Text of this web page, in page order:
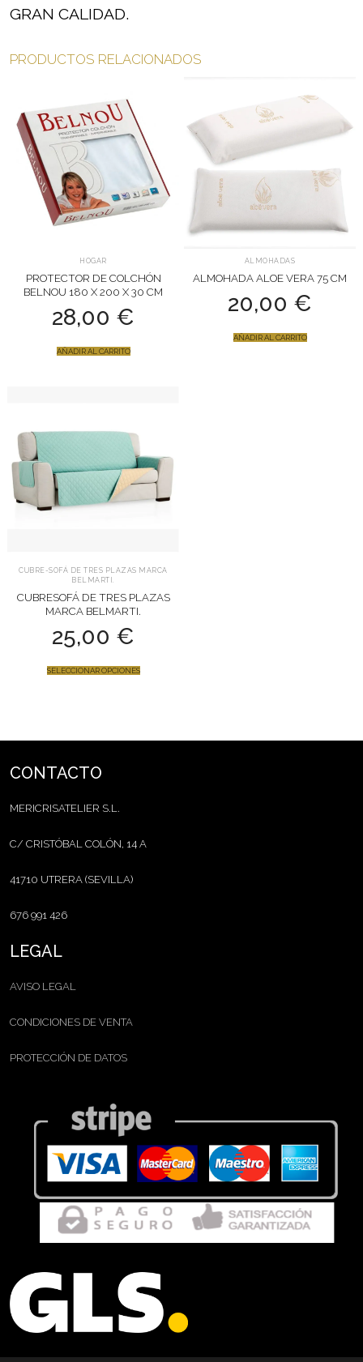
GRAN CALIDAD.
PRODUCTOS RELACIONADOS
HOGAR
PROTECTOR DE COLCHÓN
BELNOU 180 X 200 X 30 CM
28,00 €
AÑADIR AL CARRITO
ALMOHADAS
ALMOHADA ALOE VERA 75 CM
20,00 €
AÑADIR AL CARRITO
CUBRE-SOFÁ DE TRES PLAZAS MARCA
BELMARTI.
CUBRESOFÁ DE TRES PLAZAS
MARCA BELMARTI.
25,00 €
SELECCIONAR OPCIONES
CONTACTO
MERICRISATELIER S.L.
C/ CRISTÓBAL COLÓN, 14 A
41710 UTRERA (SEVILLA)
676 991 426
LEGAL
AVISO LEGAL
CONDICIONES DE VENTA
PROTECCIÓN DE DATOS